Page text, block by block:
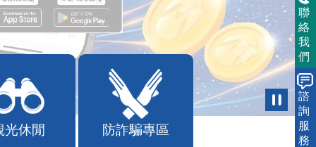
光休閒 防詐騙專區
聯
絡
我
們
諮
詢
服
務